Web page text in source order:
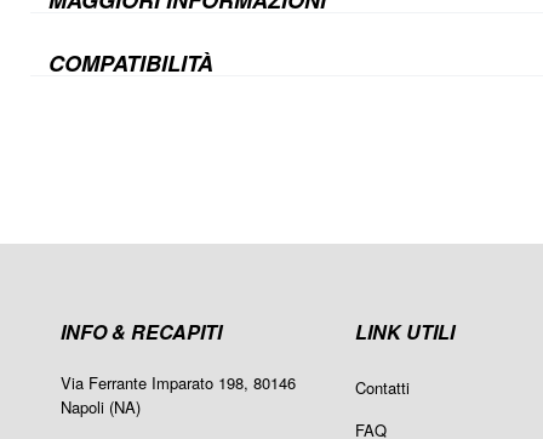
COMPATIBILITÀ
INFO & RECAPITI
Via Ferrante Imparato 198, 80146
Napoli (NA)
LINK UTILI
Contatti
FAQ